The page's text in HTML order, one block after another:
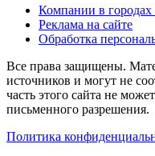
Компании в городах
Реклама на сайте
Обработка
Все права защищены.
источников и могут не
часть этого сайта не
письменного разрешения.
Политика